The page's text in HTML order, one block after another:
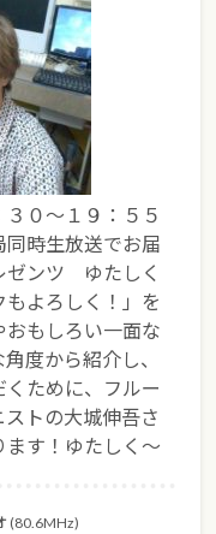
０～１９：５５
同時生放送でお届
ゼンツ ゆたしく
よろしく！」を
もしろい一面な
度から紹介し、
ために、フルー
トの大城伸吾さ
す！ゆたしく～
(80.6MHz)